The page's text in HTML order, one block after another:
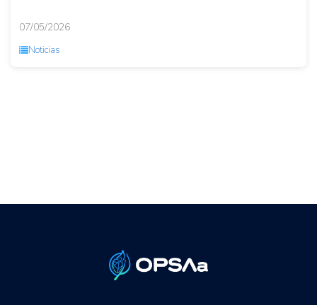
07/05/2026
Noticias